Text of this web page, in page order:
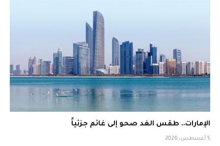
الإمارات.. طقس الغد صحو إلى غائم جزئياً
5 أغسطس، 2026